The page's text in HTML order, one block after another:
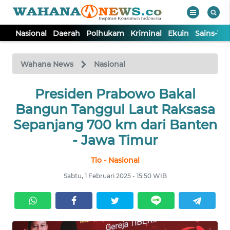
Nasional Daerah Polhukam Kriminal Ekuin Sains-
Wahana News Nasional
Presiden Prabowo Bakal
Bangun Tanggul Laut Raksasa
Sepanjang 700 km dari Banten
- Jawa Timur
Tio - Nasional
Sabtu, 1 Februari 2025 - 15:50 WIB
TV
Tutup
NASIONAL
DAERAH
EKUIN